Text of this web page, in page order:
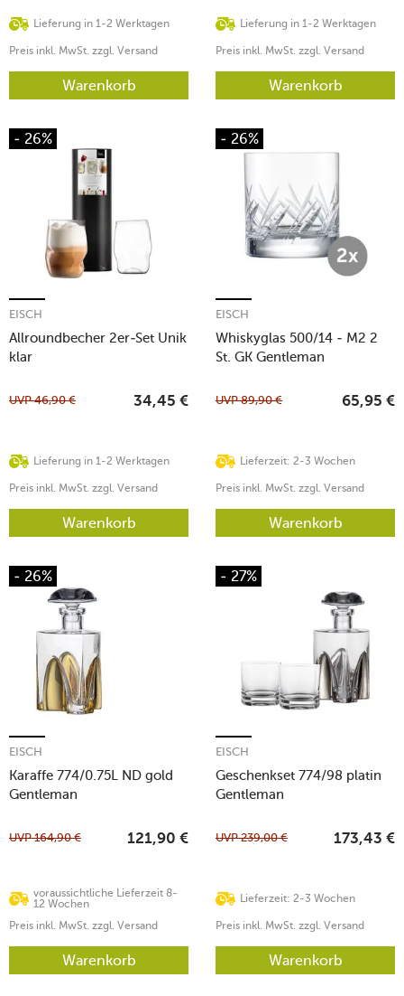
Lieferung in 1-2 Werktagen
Preis inkl. MwSt. zzgl. Versand
Warenkorb
Lieferung in 1-2 Werktagen
Preis inkl. MwSt. zzgl. Versand
Warenkorb
- 26%
Allroundbecher 2er-Set Unik
klar
EISCH
Lieferung in 1-2 Werktagen
UVP46,90 € 34,45 €
Preis inkl. MwSt. zzgl. Versand
Warenkorb
- 26%
Whiskyglas 500/14 - M2 2
St. GK Gentleman
EISCH
Lieferzeit: 2-3 Wochen
UVP89,90 € 65,95 €
Preis inkl. MwSt. zzgl. Versand
Warenkorb
- 26%
Karaffe 774/0.75L ND gold
Gentleman
EISCH
voraussichtliche Lieferzeit 8-
12 Wochen
UVP164,90 € 121,90 €
Preis inkl. MwSt. zzgl. Versand
Warenkorb
- 27%
Geschenkset 774/98 platin
Gentleman
EISCH
Lieferzeit: 2-3 Wochen
UVP239,00 € 173,43 €
Preis inkl. MwSt. zzgl. Versand
Warenkorb